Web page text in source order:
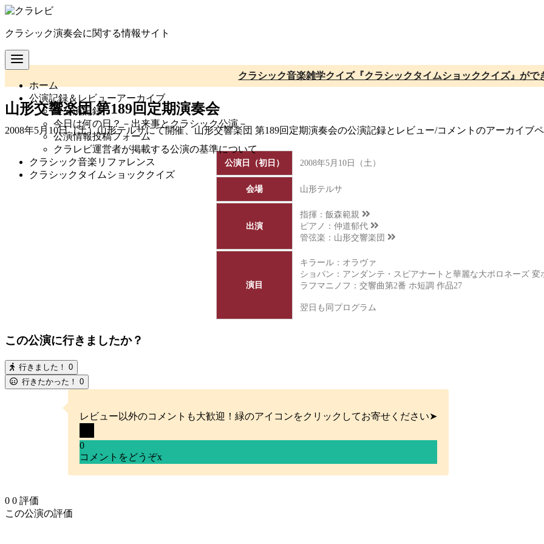
コ
テ
ン
ツ
移
動
クラシック演奏会に関する情報サイト
ホーム
公演記録＆レビューアーカイブ
全公演記録
今日は何の日？－出来事とクラシック公演－
公演情報投稿フォーム
クラレビ運営者が掲載する公演の基準について
クラシック音楽リファレンス
クラシックタイムショッククイズ
クラシック音楽雑学クイズ『クラシックタイムショッククイズ』がで
山形交響楽団 第189回定期演奏会
2008年5月10日（土）山形テルサにて開催、山形交響楽団 第189回定期演奏会の公演記録とレビュー/コメントのアーカイブペ
公演日（初日） 2008年5月10日（土）
会場 山形テルサ
出演
指揮： 飯森範親
ピアノ： 仲道郁代
管弦楽： 山形交響楽団
演目
キラール：オラヴァ
ショパン：アンダンテ・スピアナートと華麗な大ポロネーズ 変
ラフマニノフ：交響曲第2番 ホ短調 作品27
翌日も同プログラム
この公演に行きましたか？
行きました！ 0
行きたかった！ 0
レビュー以外のコメントも大歓迎！緑のアイコンをクリックしてお寄せください➤
0
コメントをどうぞx
0 0 評価
この公演の評価